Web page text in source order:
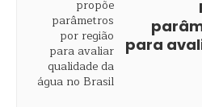
para